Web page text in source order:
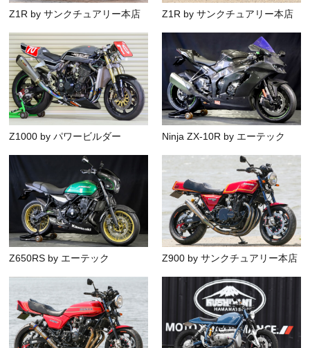
Z1R by サンクチュアリー本店 Z1R by サンクチュアリー本店
Z1000 by パワービルダー Ninja ZX-10R by エーテック
Z650RS by エーテック Z900 by サンクチュアリー本店